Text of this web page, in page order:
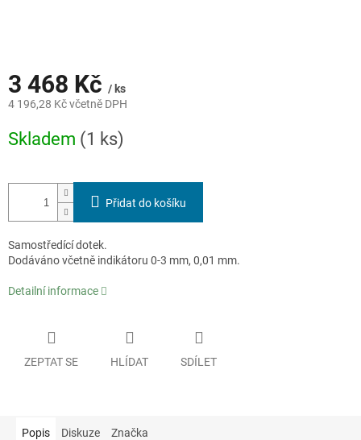
3 468 Kč / ks
4 196,28 Kč včetně DPH
cena:
Skladem (1 ks)
Přidat do košíku
Samostředící dotek.
Dodáváno včetně indikátoru 0-3 mm, 0,01 mm.
Detailní informace
ZEPTAT SE HLÍDAT SDÍLET
Popis Diskuze Značka